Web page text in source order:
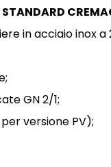
in acciaio inox
GN 2/1;
versione PV);